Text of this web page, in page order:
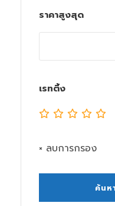
ราคาสูงสุด
เรทติ้ง
× ลบการกรอง